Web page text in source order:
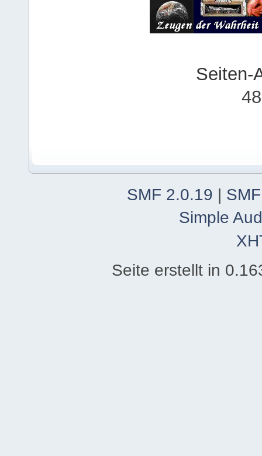
Seiten-
SMF 2.0.19 |
Simple
Seite erstellt in